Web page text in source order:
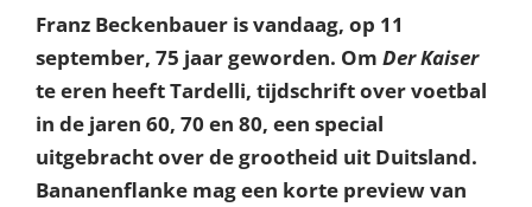
De fans
Achtergrond
Franz Beckenbauer is vandaag, op 11
september, 75 jaar geworden. Om Der Kaiser
te eren heeft Tardelli, tijdschrift over voetbal
in de jaren 60, 70 en 80, een special
uitgebracht over de grootheid uit Duitsland.
Bananenflanke mag een korte preview van